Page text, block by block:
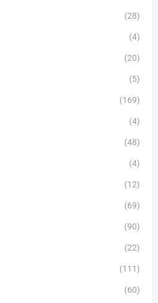
(28)
(4)
(20)
(5)
(169)
(4)
(48)
(4)
(12)
(69)
(90)
(22)
(111)
(60)